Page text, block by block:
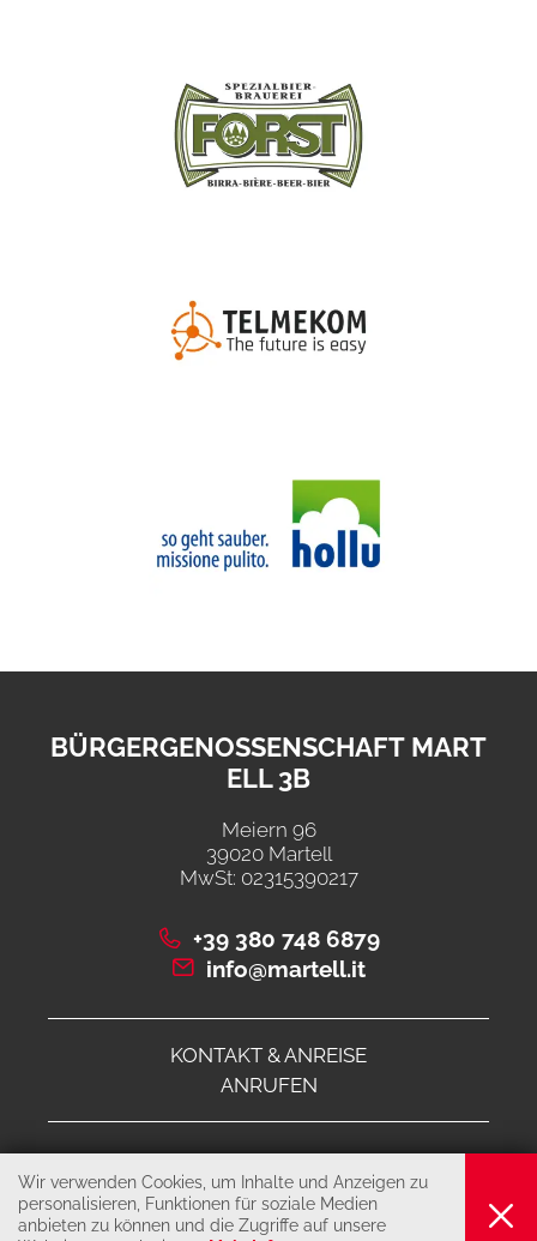
BÜRGERGENOSSENSCHAFT MART
ELL 3B
Meiern 96
39020 Martell
MwSt: 02315390217
+39 380 748 6879
info@martell.it
KONTAKT & ANREISE
ANRUFEN
IMPRESSUM
PRIVACY & COOKIES
Wir verwenden Cookies, um Inhalte und Anzeigen zu
personalisieren, Funktionen für soziale Medien
anbieten zu können und die Zugriffe auf unsere